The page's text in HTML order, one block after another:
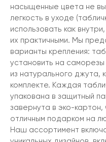
насыщенные цвета не
легкость в уходе
использовать как
их практичными. Мы
варианты крепления:
установить на
из натурального джута,
комплекте. Каждая
упакована в защитный
завернута в эко-
отличным подарком на
Наш ассортимент